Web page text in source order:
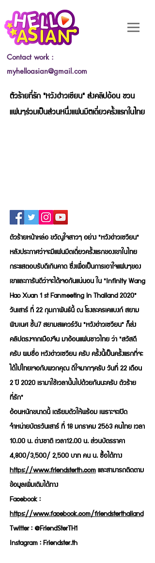
Contact work :
myhelloasian@gmail.com
ตัวร้ายที่รัก "หวังฮ่าวเซียน" ส่งคลิปอ้อน ชวน
แฟนๆร่วมเป็นส่วนหนึ่งแฟนมีตเดี่ยวครั้งแรกในไทย
ตัวร้ายหน้าหล่อ ขวัญใจสาวๆ อย่าง "หวังฮ่าวเซวียน"
หลังประกาศว่าจะมีแฟนมีตเดี่ยวครั้งแรกของเขาในไทย
กระแสตอบรับดีเกินคาด ซึ่งเพื่อเป็นการเอาใจแฟนๆของ
เขาและการันตีว่าจะได้เจอกันแน่นอน ใน "Infinity Wang
Hao Xuan 1 st Fanmeeting in Thailand 2020"
วันเสาร์ ที่ 22 กุมภาพันธ์นี้ ณ โรงละครเคแบงก์ สยาม
พิฆเนศ ชั้น7 สยามสแควร์วัน "หวังฮ่าวเซวียน" ก็ส่ง
คลิปตรงจากเมืองจีน มาอ้อนแฟนชาวไทย ว่า "สวัสดี
ครับ ผมชื่อ หวังฮ่าวเซวียน ครับ ครั้งนี้เป็นครั้งแรกที่จะ
ได้ไปไทยเจอกับพวกคุณ ดีใจมากๆครับ วันที่ 22 เดือน
2 ปี 2020 เรามาใช้เวลานั้นไปด้วยกันนะครับ ตัวร้าย
ที่รัก"
อ้อนหนักขนาดนี้ เตรียมตัวให้พร้อม เพราะจะเปิด
จำหน่ายบัตรวันเสาร์ ที่ 18 มกราคม 2563 คนไทย เวลา
10.00 น. ต่างชาติ เวลา12.00 น. ส่วนบัตรราคา
4,800/3,500/ 2,500 บาท คน น. ซื้อได้ทาง
https://www.friendsterth.comและสามารถติดตาม
ข้อมูลเพิ่มเติมได้ทาง
Facebook :
https://www.facebook.com/friendsterthailand
Twitter : @FriendSterTH1
Instagram : Friendster.th